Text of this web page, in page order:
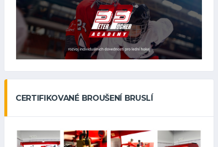
CERTIFIKOVANÉ BROUŠENÍ BRUSLÍ